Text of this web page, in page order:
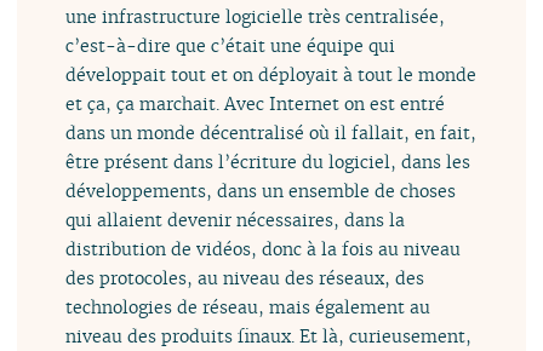
une infrastructure logicielle très centralisée,
c’est-à-dire que c’était une équipe qui
développait tout et on déployait à tout le monde
et ça, ça marchait. Avec Internet on est entré
dans un monde décentralisé où il fallait, en fait,
être présent dans l’écriture du logiciel, dans les
développements, dans un ensemble de choses
qui allaient devenir nécessaires, dans la
distribution de vidéos, donc à la fois au niveau
des protocoles, au niveau des réseaux, des
technologies de réseau, mais également au
niveau des produits finaux. Et là, curieusement,